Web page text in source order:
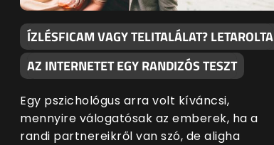
ÍZLÉSFICAM VAGY TELITALÁLAT? LETAROLTA
AZ INTERNETET EGY RANDIZÓS TESZT
Egy pszichológus arra volt kíváncsi,
mennyire válogatósak az emberek, ha a
randi partnereikről van szó, de aligha